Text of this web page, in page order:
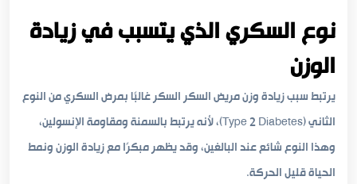
نوع السكري الذي يتسبب في زيادة
الوزن
يرتبط سبب زيادة وزن مريض السكر السكر غالبًا بمرض السكري من النوع
الثاني (Type 2 Diabetes)، لأنه يرتبط بالسمنة ومقاومة الإنسولين،
وهذا النوع شائع عند البالغين، وقد يظهر مبكرًا مع زيادة الوزن ونمط
الحياة قليل الحركة.